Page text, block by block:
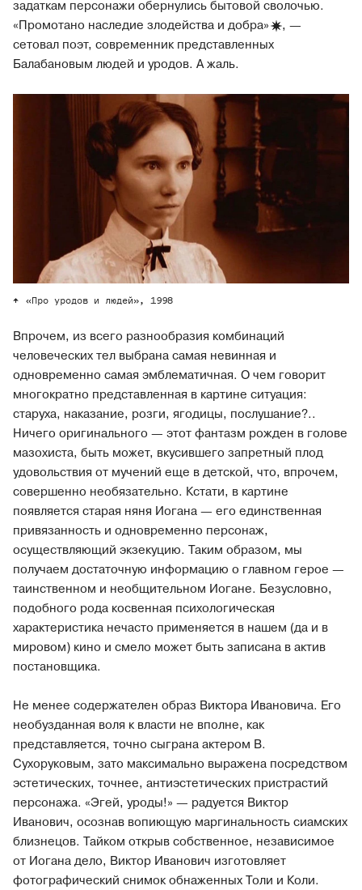
задаткам персонажи обернулись бытовой сволочью.
«Промотано наследие злодейства и добра»
, —
сетовал поэт, современник представленных
Балабановым людей и уродов. А жаль.
«Про уродов и людей», 1998
Впрочем, из всего разнообразия комбинаций
человеческих тел выбрана самая невинная и
одновременно самая эмблематичная. О чем говорит
многократно представленная в картине ситуация:
старуха, наказание, розги, ягодицы, послушание?..
Ничего оригинального — этот фантазм рожден в голове
мазохиста, быть может, вкусившего запретный плод
удовольствия от мучений еще в детской, что, впрочем,
совершенно необязательно. Кстати, в картине
появляется старая няня Иогана — его единственная
привязанность и одновременно персонаж,
осуществляющий экзекуцию. Таким образом, мы
получаем достаточную информацию о главном герое —
таинственном и необщительном Иогане. Безусловно,
подобного рода косвенная психологическая
характеристика нечасто применяется в нашем (да и в
мировом) кино и смело может быть записана в актив
постановщика.
Не менее содержателен образ Виктора Ивановича. Его
необузданная воля к власти не вполне, как
представляется, точно сыграна актером В.
Сухоруковым, зато максимально выражена посредством
эстетических, точнее, антиэстетических пристрастий
персонажа. «Эгей, уроды!» — радуется Виктор
Иванович, осознав вопиющую маргинальность сиамских
близнецов. Тайком открыв собственное, независимое
от Иогана дело, Виктор Иванович изготовляет
фотографический снимок обнаженных Толи и Коли.